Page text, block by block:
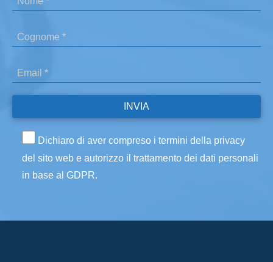
Dichiaro di aver compreso i termini della privacy
del sito web e autorizzo il trattamento dei dati personali
in base al GDPR.